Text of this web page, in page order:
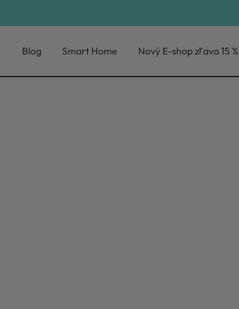
Blog Smart Home Nový E-shop zľava 15 %